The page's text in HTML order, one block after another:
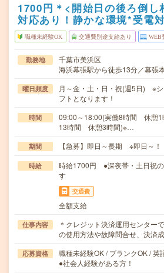
1700円＊<開始日の後ろ倒し
対応あり！静かな環境*受電
職種未経験OK 交通費別途支給あり WEB
勤務地
千葉市美浜区
海浜幕張駅から徒歩13分／幕張
曜日頻度
月～金・土・日・祝(週5日) ※
フトとなります！
時間
09:00～18:00(実働8時間 休憩1
13時間 休憩3時間)※…
期間 【急募】即日～長期 ※即日～！
時給
時給1700円 ●深夜帯・土日祝の
す
交通費
全額支給
仕事内容
＊クレジット決済運用センター
の使用方法や故障問合せ、決済
応募資格
職種未経験OK / ブランクOK / 英
●社会人経験がある方！